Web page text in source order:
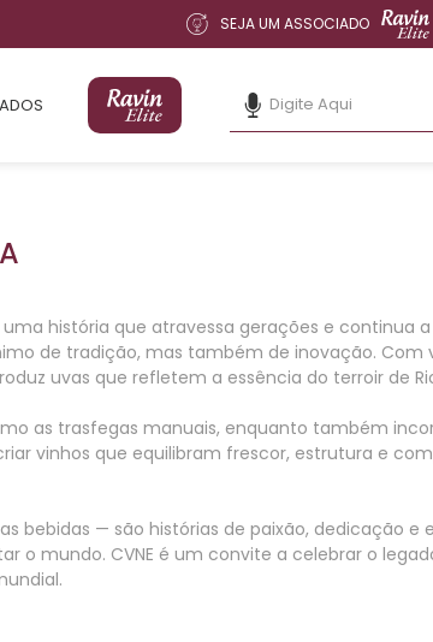
SEJA UM ASSOCIADO
história que atravessa gerações e continua
de tradição, mas também de inovação. Com
uvas que refletem a essência do terroir de
as trasfegas manuais, enquanto também
vinhos que equilibram frescor, estrutura e
bebidas — são histórias de paixão, dedicação e
mundo. CVNE é um convite a celebrar o